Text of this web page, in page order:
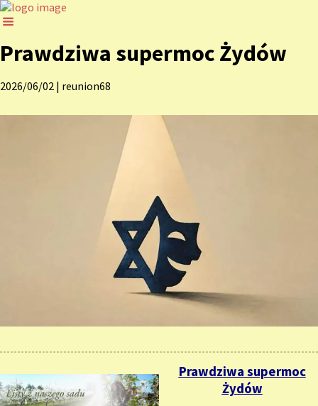
Prawdziwa supermoc Żydów
2026/06/02 | reunion68
Prawdziwa supermoc
Żydów